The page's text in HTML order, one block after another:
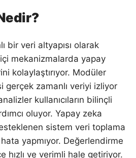
bir veri altyapısı olarak
içi mekanizmalarda yapay
kolaylaştırıyor. Modüler
gerçek zamanlı veriyi izliyor
kullanıcıların bilinçli
oluyor. Yapay zeka
sistem veri toplama
yapmıyor. Değerlendirme
hızlı ve verimli hale getiriyor.